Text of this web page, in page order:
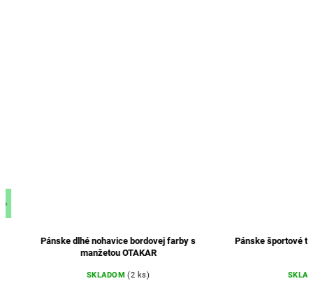
Pánske dlhé nohavice bordovej farby s
manžetou OTAKAR
SKLADOM (2 ks)
Pánske športové